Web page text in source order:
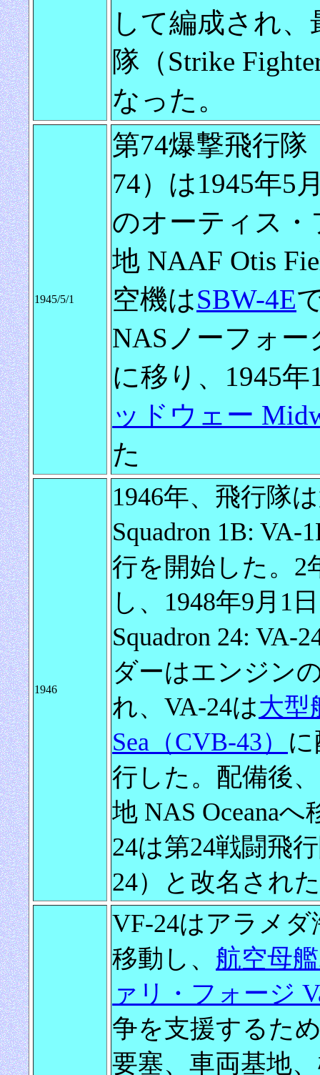
して編成され
隊（Strike
なった。
1945/5/1
第74爆撃飛行隊
74）は1945年5
のオーティス
地 NAAF Otis
空機はSBW-4E
NASノーフォ
に移り、1945年
ッドウェー
た
1946
1946年、飛行隊
Squadron 1B:
行を開始した。2
し、1948年9月1
Squadron 24:
ダーはエンジン
れ、VA-24は大型
Sea（CVB-43）
行した。配備後
地 NAS Oceana
24は第24戦闘飛
24）と改名された
VF-24はアラメダ
移動し、 航空母
ァリ・フォージ
争を支援するた
要塞、車両基地